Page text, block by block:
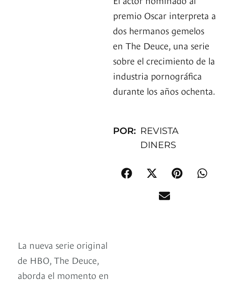
premio Oscar interpreta a
dos hermanos gemelos
en The Deuce, una serie
sobre el crecimiento de la
industria pornográfica
durante los años ochenta.
POR: REVISTA
DINERS
La nueva serie original
de HBO, The Deuce,
aborda el momento en